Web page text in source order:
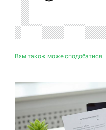
Вам також може сподобатися